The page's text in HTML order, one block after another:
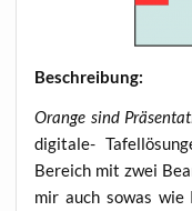
Beschrei­bung:
Oran­ge sind
digi­ta­le-
Bereich mit zwei
mir auch sowas